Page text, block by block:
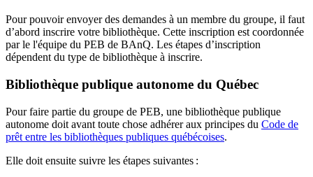
Pour pouvoir envoyer des demandes à un membre du groupe, il faut
d’abord inscrire votre bibliothèque. Cette inscription est coordonnée
par le l'équipe du PEB de BAnQ. Les étapes d’inscription
dépendent du type de bibliothèque à inscrire.
Bibliothèque publique autonome du Québec
Pour faire partie du groupe de PEB, une bibliothèque publique
autonome doit avant toute chose adhérer aux principes du Code de
prêt entre les bibliothèques publiques québécoises.
Elle doit ensuite suivre les étapes suivantes :